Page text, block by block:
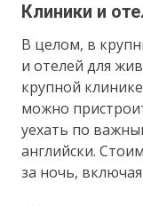
Клиники и
В целом, в
и отелей для
крупной
можно
уехать по
английски.
за ночь,